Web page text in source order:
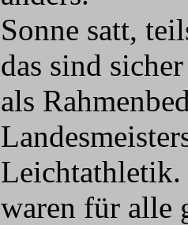
Sonne satt,
das sind
als
Leichtathletik.
waren für alle